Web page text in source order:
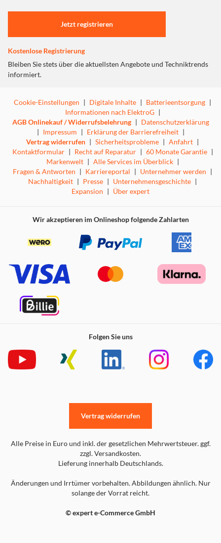
Jetzt registrieren
Kostenlose Registrierung
Bleiben Sie stets über die aktuellsten Angebote und Techniktrends
informiert.
Cookie-Einstellungen | Digitale Inhalte | Batterieentsorgung |
Informationen nach ElektroG |
AGB Onlinekauf / Widerrufsbelehrung | Datenschutzerklärung
| Impressum | Erklärung der Barrierefreiheit |
Vertrag widerrufen | Sicherheitsprobleme | Anfahrt |
Kontaktformular | Recht auf Reparatur | 60 Monate Garantie |
Markenwelt | Alle Services im Überblick |
Fragen & Antworten | Karriereportal | Unternehmer werden |
Nachhaltigkeit | Presse | Unternehmensgeschichte |
Expansion | Über expert
Wir akzeptieren im Onlineshop folgende Zahlarten
Folgen Sie uns
Alle Preise in Euro und inkl. der gesetzlichen Mehrwertsteuer. ggf.
zzgl. Versandkosten.
Lieferung innerhalb Deutschlands.
Änderungen und Irrtümer vorbehalten. Abbildungen ähnlich. Nur
solange der Vorrat reicht.
© expert e-Commerce GmbH
Vertrag widerrufen